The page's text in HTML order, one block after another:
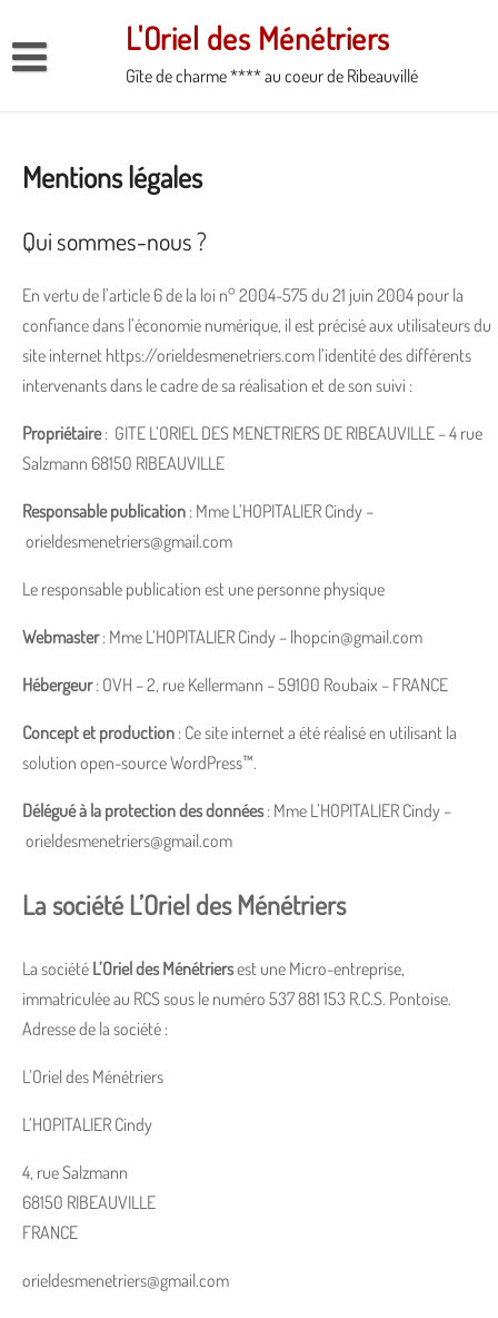
content
L'Oriel des Ménétriers
Gîte de charme **** au coeur de Ribeauvillé
Galerie
Conditions et Tarifs
Mentions légales
Qui sommes-nous ?
En vertu de l’article 6 de la loi n° 2004-575 du 21 juin 2004 pour la
confiance dans l’économie numérique, il est précisé aux utilisateurs du
site internet https://orieldesmenetriers.com l’identité des différents
intervenants dans le cadre de sa réalisation et de son suivi :
Propriétaire: GITE L’ORIEL DES MENETRIERS DE RIBEAUVILLE – 4 rue
Salzmann 68150 RIBEAUVILLE
Responsable publication : Mme L’HOPITALIER Cindy –
orieldesmenetriers@gmail.com
Le responsable publication est une personne physique
Webmaster: Mme L’HOPITALIER Cindy – lhopcin@gmail.com
Hébergeur: OVH – 2, rue Kellermann – 59100 Roubaix – FRANCE
Concept et production : Ce site internet a été réalisé en utilisant la
solution open-source WordPress™.
Délégué à la protection des données: Mme L’HOPITALIER Cindy –
orieldesmenetriers@gmail.com
La société L’Oriel des Ménétriers
La société L’Oriel des Ménétriersest une Micro-entreprise,
immatriculée au RCS sous le numéro 537 881 153 R.C.S. Pontoise.
Adresse de la société :
L’Oriel des Ménétriers
L’HOPITALIER Cindy
4, rue Salzmann
68150 RIBEAUVILLE
FRANCE
orieldesmenetriers@gmail.com